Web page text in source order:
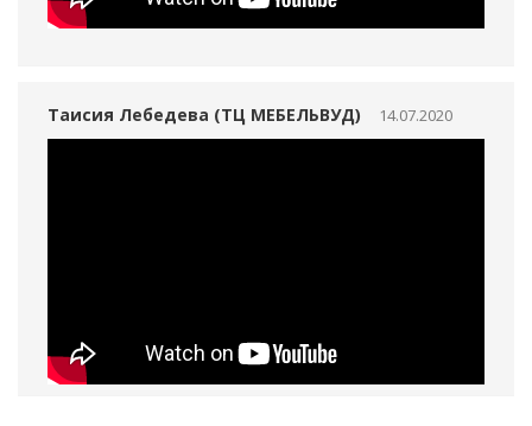
Таисия Лебедева (ТЦ МЕБЕЛЬВУД) 14.07.2020